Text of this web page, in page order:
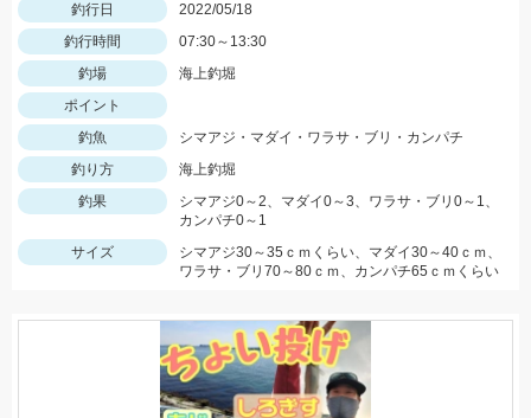
釣行日
2022/05/18
釣行時間
07:30～13:30
釣場
海上釣堀
ポイント
釣魚
シマアジ・マダイ・ワラサ・ブリ・カンパチ
釣り方
海上釣堀
釣果
シマアジ0～2、マダイ0～3、ワラサ・ブリ0～1、
カンパチ0～1
サイズ
シマアジ30～35ｃｍくらい、マダイ30～40ｃｍ、
ワラサ・ブリ70～80ｃｍ、カンパチ65ｃｍくらい